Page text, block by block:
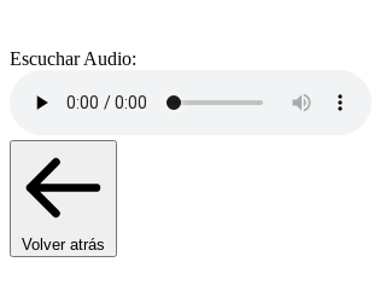
Escuchar Audio:
Volver atrás